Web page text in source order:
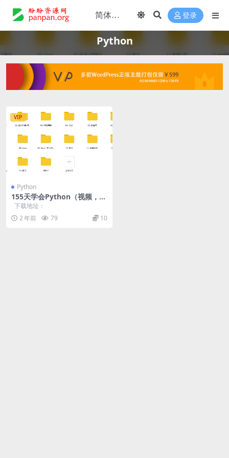
登录
Python
VIP
Python
155天学会Python（视频，13
6G）
下载地址：
2 年前
79 10